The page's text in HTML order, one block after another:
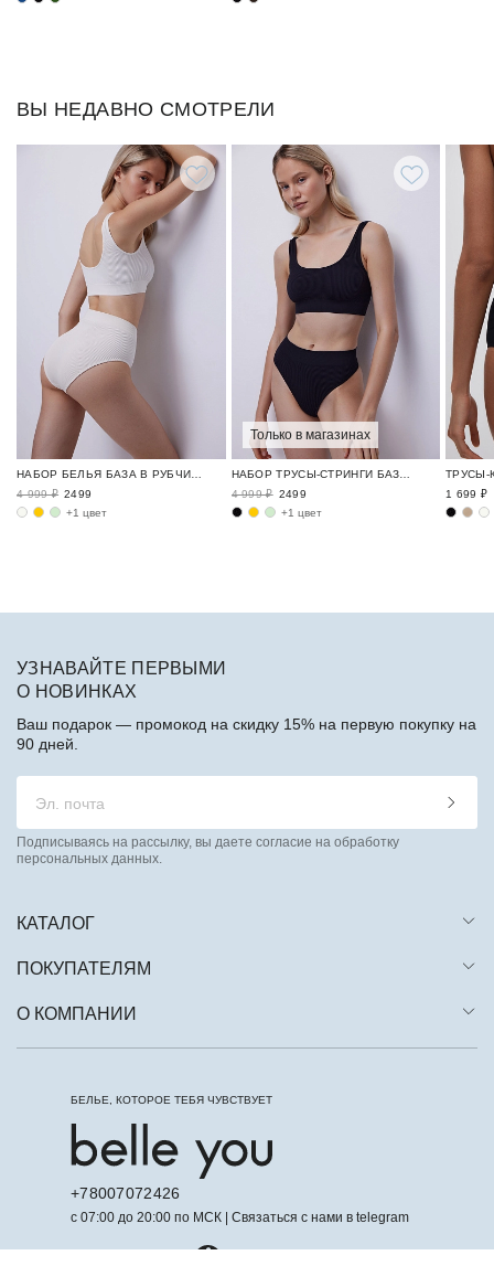
ВЫ НЕДАВНО СМОТРЕЛИ
4 999 ₽ 2499
+1 цвет
Только в магазинах
4 999 ₽ 2499
+1 цвет
1 699 ₽
КАТАЛОГ
ПОКУПАТЕЛЯМ
О КОМПАНИИ
УЗНАВАЙТЕ ПЕРВЫМИ
О НОВИНКАХ
Ваш подарок — промокод на скидку 15% на первую покупку на
90 дней.
Подписываясь на рассылку, вы даете согласие на обработку
персональных данных.
БЕЛЬЕ, КОТОРОЕ ТЕБЯ ЧУВСТВУЕТ
+78007072426
с 07:00 до 20:00 по МСК | Связаться с нами в telegram